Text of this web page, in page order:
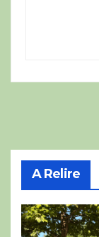
A Relire